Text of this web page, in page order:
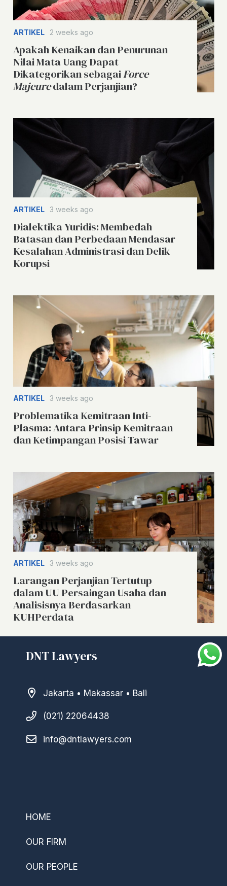
ARTIKEL 2 weeks ago
Apakah Kenaikan dan Penurunan
Nilai Mata Uang Dapat
Dikategorikan sebagaiForce
Majeuredalam Perjanjian?
ARTIKEL 3 weeks ago
Dialektika Yuridis: Membedah
Batasan dan Perbedaan Mendasar
Kesalahan Administrasi dan Delik
Korupsi
ARTIKEL 3 weeks ago
Problematika Kemitraan Inti-
Plasma: Antara Prinsip Kemitraan
dan Ketimpangan Posisi Tawar
ARTIKEL 3 weeks ago
Larangan Perjanjian Tertutup
dalam UU Persaingan Usaha dan
Analisisnya Berdasarkan
KUHPerdata
DNT Lawyers
Jakarta • Makassar • Bali
(021) 22064438
info@dntlawyers.com
HOME
OUR FIRM
OUR PEOPLE